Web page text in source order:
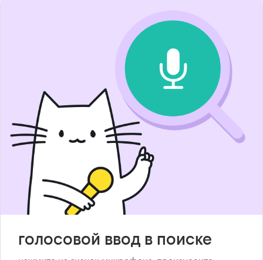
голосовой ввод в поиске